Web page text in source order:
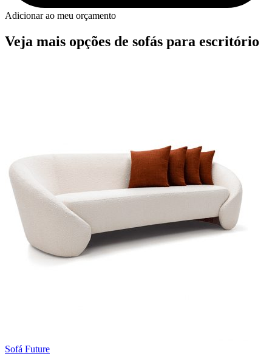
Adicionar ao meu orçamento
Veja mais opções de sofás para escritório
Sofá Future